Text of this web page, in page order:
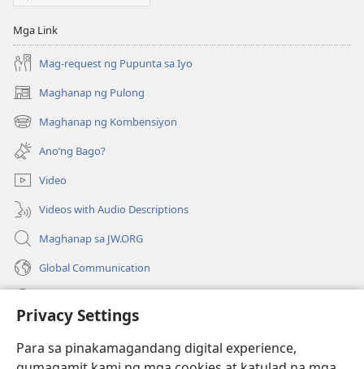
Privacy Settings
Para sa pinakamagandang digital experience,
Mga Link
Mag-request ng Pupunta sa Iyo
Maghanap ng Pulong
(may
bubukas
na
bagong
window)
Maghanap ng Kombensiyon
(may
bubukas
na
bagong
window)
Ano’ng Bago?
Video
Videos with Audio Descriptions
Maghanap sa JW.ORG
Global Communication
(may